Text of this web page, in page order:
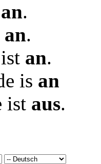
an.
an.
an.
is an
ist aus.